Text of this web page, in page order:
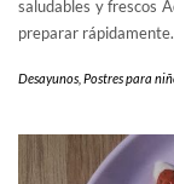
saludables y frescos
preparar rápidamente.
Desayunos Postres para